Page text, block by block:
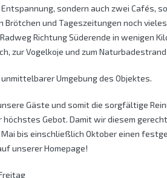
sondern auch zwei Cafés,
Brötchen und Tageszeitungen noch
Richtung Süderende in wenigen
zur Vogelkoje und zum
Umgebung des Objektes.
Gäste und somit die sorgfältige
Gebot. Damit wir diesem
bis einschließlich Oktober einen
unserer Homepage!